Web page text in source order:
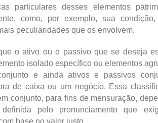
particulares desses elementos
como, por exemplo, sua
peculiaridades que os envolvem.
o ativo ou o passivo que se deseja
isolado específico ou elementos
e ainda ativos e passivos
de caixa ou um negócio. Essa
conjunto, para fins de mensuração,
definida pelo pronunciamento que
base no valor justo.